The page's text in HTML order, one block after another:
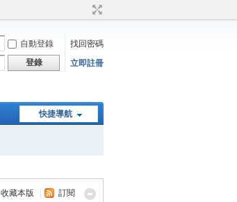
自動登錄
找回密碼
登錄 立即註冊
快捷導航
收藏本版 訂閱